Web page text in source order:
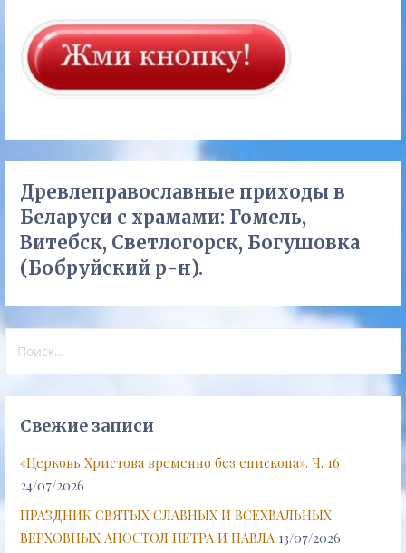
Древлеправославные приходы в
Беларуси с храмами: Гомель,
Витебск, Светлогорск, Богушовка
(Бобруйский р-н).
Свежие записи
«Церковь Христова временно без епископа». Ч. 16
24/07/2026
ПРАЗДНИК СВЯТЫХ СЛАВНЫХ И ВСЕХВАЛЬНЫХ
ВЕРХОВНЫХ АПОСТОЛ ПЕТРА И ПАВЛА 13/07/2026